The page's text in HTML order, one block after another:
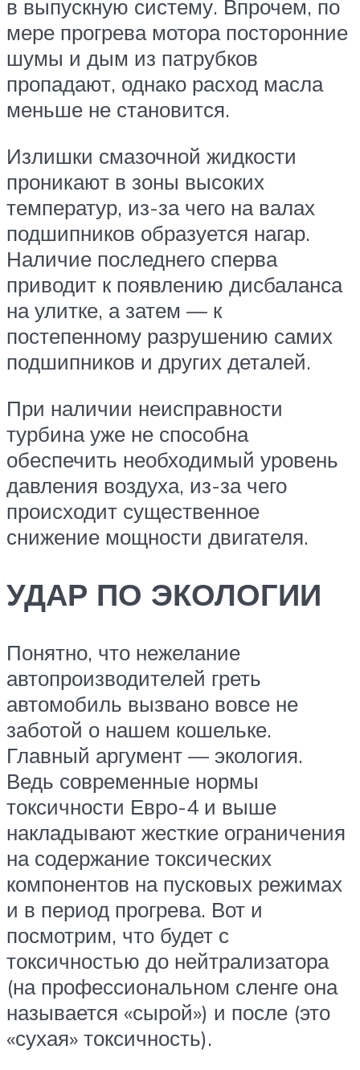
в выпускную систему. Впрочем, по
мере прогрева мотора посторонние
шумы и дым из патрубков
пропадают, однако расход масла
меньше не становится.
Излишки смазочной жидкости
проникают в зоны высоких
температур, из-за чего на валах
подшипников образуется нагар.
Наличие последнего сперва
приводит к появлению дисбаланса
на улитке, а затем — к
постепенному разрушению самих
подшипников и других деталей.
При наличии неисправности
турбина уже не способна
обеспечить необходимый уровень
давления воздуха, из-за чего
происходит существенное
снижение мощности двигателя.
УДАР ПО ЭКОЛОГИИ
Понятно, что нежелание
автопроизводителей греть
автомобиль вызвано вовсе не
заботой о нашем кошельке.
Главный аргумент — экология.
Ведь современные нормы
токсичности Евро-4 и выше
накладывают жесткие ограничения
на содержание токсических
компонентов на пусковых режимах
и в период прогрева. Вот и
посмотрим, что будет с
токсичностью до нейтрализатора
(на профессиональном сленге она
называется «сырой») и после (это
«сухая» токсичность).